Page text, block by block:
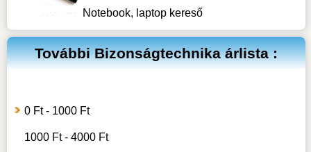
Notebook, laptop kereső
TovábbiBizonságtechnikaárlista :
0 Ft - 1000 Ft
1000 Ft - 4000 Ft